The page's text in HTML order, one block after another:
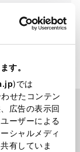
す。
)では
せたコンテン
広告の表示回
ーザーによる
シャルメディ
有していま